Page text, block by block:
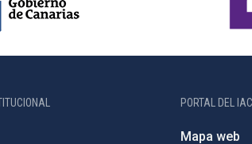
PORTAL DEL IAC
Mapa web